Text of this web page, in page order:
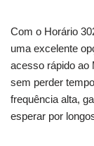
Com o Horário
uma excelente
acesso rápido ao
sem perder
frequência alta,
esperar por